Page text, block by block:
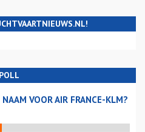
POLL
VOOR AIR FRANCE-KLM?